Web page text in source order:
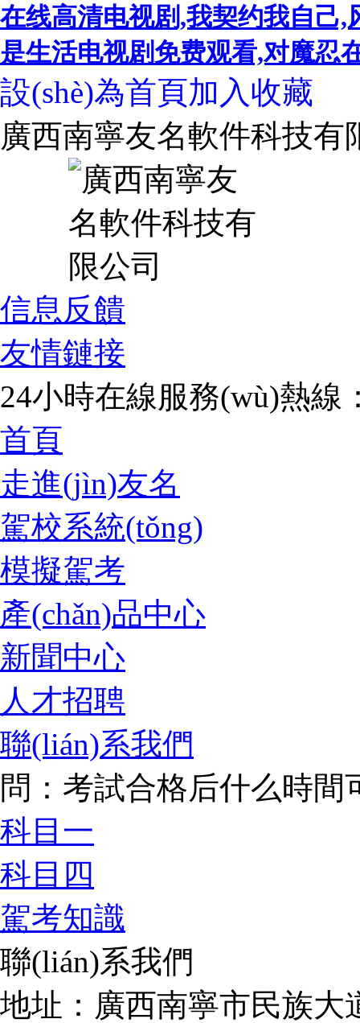
在线高清电视剧,我契约我自己
是生活电视剧免费观看,对魔忍
設(shè)為首頁加入收藏
廣西南寧友名軟件科技有
信息反饋
友情鏈接
24小時在線服務(wù)熱線
首頁
走進(jìn)友名
駕校系統(tǒng)
模擬駕考
產(chǎn)品中心
新聞中心
人才招聘
聯(lián)系我們
問：考試合格后什么時
科目一
科目四
駕考知識
聯(lián)系我們
地址：廣西南寧市民族大